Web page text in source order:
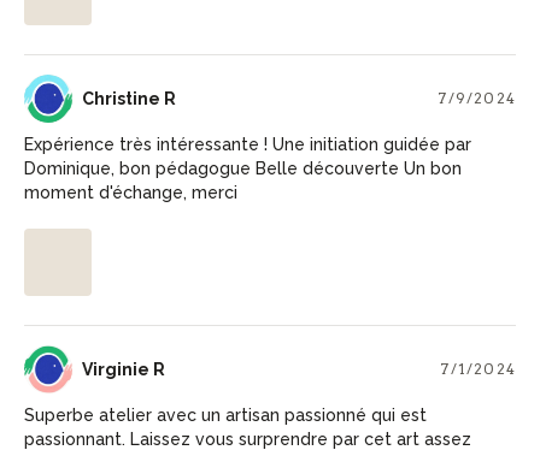
CR Christine R 7/9/2024
Expérience très intéressante ! Une initiation guidée par
Dominique, bon pédagogue Belle découverte Un bon
moment d'échange, merci
VR Virginie R 7/1/2024
Superbe atelier avec un artisan passionné qui est
passionnant. Laissez vous surprendre par cet art assez